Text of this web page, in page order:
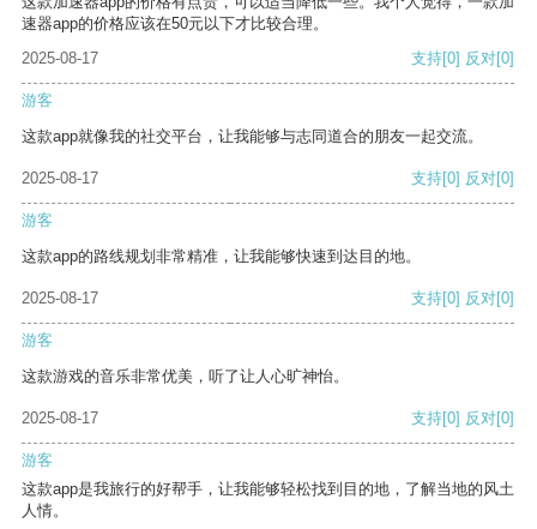
速器app的价格应该在50元以下才比较合理。
2025-08-17
支持[0] 反对[0]
游客
这款app就像我的社交平台，让我能够与志同道合的朋友一起交流。
2025-08-17 支持[0] 反对[0]
游客
这款app的路线规划非常精准，让我能够快速到达目的地。
2025-08-17 支持[0] 反对[0]
游客
这款游戏的音乐非常优美，听了让人心旷神怡。
2025-08-17 支持[0] 反对[0]
游客
这款app是我旅行的好帮手，让我能够轻松找到目的地，了解当地的风土
人情。